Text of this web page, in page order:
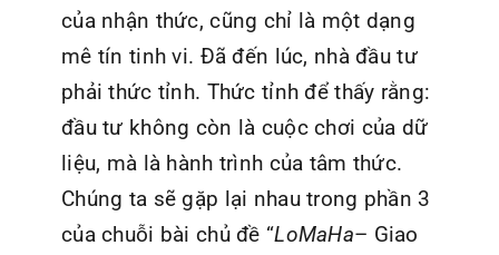
của nhận thức, cũng chỉ là một dạng
mê tín tinh vi. Đã đến lúc, nhà đầu tư
phải thức tỉnh. Thức tỉnh để thấy rằng:
đầu tư không còn là cuộc chơi của dữ
liệu, mà là hành trình của tâm thức.
Chúng ta sẽ gặp lại nhau trong phần 3
của chuỗi bài chủ đề “LoMaHa– Giao